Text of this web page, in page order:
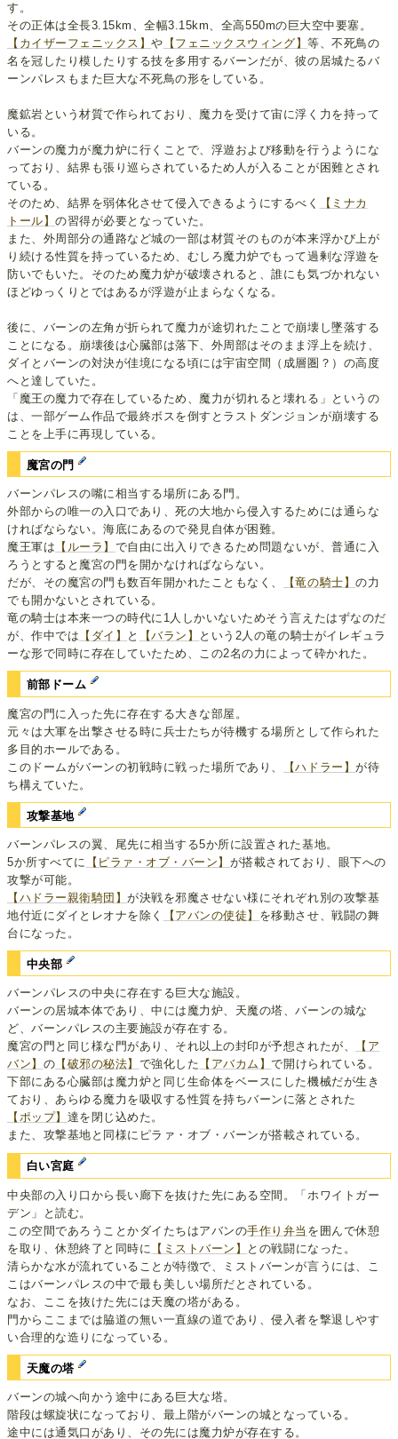
す。
その正体は全長3.15km、全幅3.15km、全高550mの巨大空中要塞。
【カイザーフェニックス】や 【フェニックスウィング】等、不死鳥の
名を冠したり模したりする技を多用するバーンだが、彼の居城たるバ
ーンパレスもまた巨大な不死鳥の形をしている。
魔鉱岩という材質で作られており、魔力を受けて宙に浮く力を持って
いる。
バーンの魔力が魔力炉に行くことで、浮遊および移動を行うようにな
っており、結界も張り巡らされているため人が入ることが困難とされ
ている。
そのため、結界を弱体化させて侵入できるようにするべく
【ミナカ
トール】の習得が必要となっていた。
また、外周部分の通路など城の一部は材質そのものが本来浮かび上が
り続ける性質を持っているため、むしろ魔力炉でもって過剰な浮遊を
防いでもいた。そのため魔力炉が破壊されると、誰にも気づかれない
ほどゆっくりとではあるが浮遊が止まらなくなる。
後に、バーンの左角が折られて魔力が途切れたことで崩壊し墜落する
ことになる。崩壊後は心臓部は落下、外周部はそのまま浮上を続け、
ダイとバーンの対決が佳境になる頃には宇宙空間（成層圏？）の高度
へと達していた。
「魔王の魔力で存在しているため、魔力が切れると壊れる」というの
は、一部ゲーム作品で最終ボスを倒すとラストダンジョンが崩壊する
ことを上手に再現している。
魔宮の門
バーンパレスの嘴に相当する場所にある門。
外部からの唯一の入口であり、死の大地から侵入するためには通らな
ければならない。海底にあるので発見自体が困難。
魔王軍は 【ルーラ】 で自由に出入りできるため問題ないが、普通に入
ろうとすると魔宮の門を開かなければならない。
だが、その魔宮の門も数百年開かれたこともなく、
【竜の騎士】の力
でも開かないとされている。
竜の騎士は本来一つの時代に1人しかいないためそう言えたはずなのだ
が、作中では 【ダイ】 と 【バラン】
という2人の竜の騎士がイレギュラ
ーな形で同時に存在していたため、この2名の力によって砕かれた。
前部ドーム
魔宮の門に入った先に存在する大きな部屋。
元々は大軍を出撃させる時に兵士たちが待機する場所として作られた
多目的ホールである。
このドームがバーンの初戦時に戦った場所であり、
【ハドラー】が待
ち構えていた。
攻撃基地
バーンパレスの翼、尾先に相当する5か所に設置された基地。
5か所すべてに
【ピラァ・オブ・バーン】 が搭載されており、眼下への
攻撃が可能。
【ハドラー親衛騎団】が決戦を邪魔させない様にそれぞれ別の攻撃基
地付近にダイとレオナを除く
【アバンの使徒】 を移動させ、戦闘の舞
台になった。
中央部
バーンパレスの中央に存在する巨大な施設。
バーンの居城本体であり、中には魔力炉、天魔の塔、バーンの城な
ど、バーンパレスの主要施設が存在する。
魔宮の門と同じ様な門があり、それ以上の封印が予想されたが、
【ア
バン】 の 【破邪の秘法】 で強化した 【アバカム】で開けられている。
下部にある心臓部は魔力炉と同じ生命体をベースにした機械だが生き
ており、あらゆる魔力を吸収する性質を持ちバーンに落とされた
【ポップ】 達を閉じ込めた。
また、攻撃基地と同様にピラァ・オブ・バーンが搭載されている。
白い宮庭
中央部の入り口から長い廊下を抜けた先にある空間。「ホワイトガー
デン」と読む。
この空間であろうことかダイたちはアバンの手作り弁当 を囲んで休憩
を取り、休憩終了と同時に
【ミストバーン】
との戦闘になった。
清らかな水が流れていることが特徴で、ミストバーンが言うには、こ
こはバーンパレスの中で最も美しい場所だとされている。
なお、ここを抜けた先には天魔の塔がある。
門からここまでは脇道の無い一直線の道であり、侵入者を撃退しやす
い合理的な造りになっている。
天魔の塔
バーンの城へ向かう途中にある巨大な塔。
階段は螺旋状になっており、最上階がバーンの城となっている。
途中には通気口があり、その先には魔力炉が存在する。